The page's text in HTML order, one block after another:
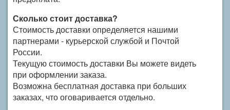
Сколько стоит доставка?
Стоимость доставки определяется нашими
партнерами - курьерской службой и Почтой
России.
Текущую стоимость доставки Вы можете видеть
при оформлении заказа.
Возможна бесплатная доставка при больших
заказах, что оговаривается отдельно.